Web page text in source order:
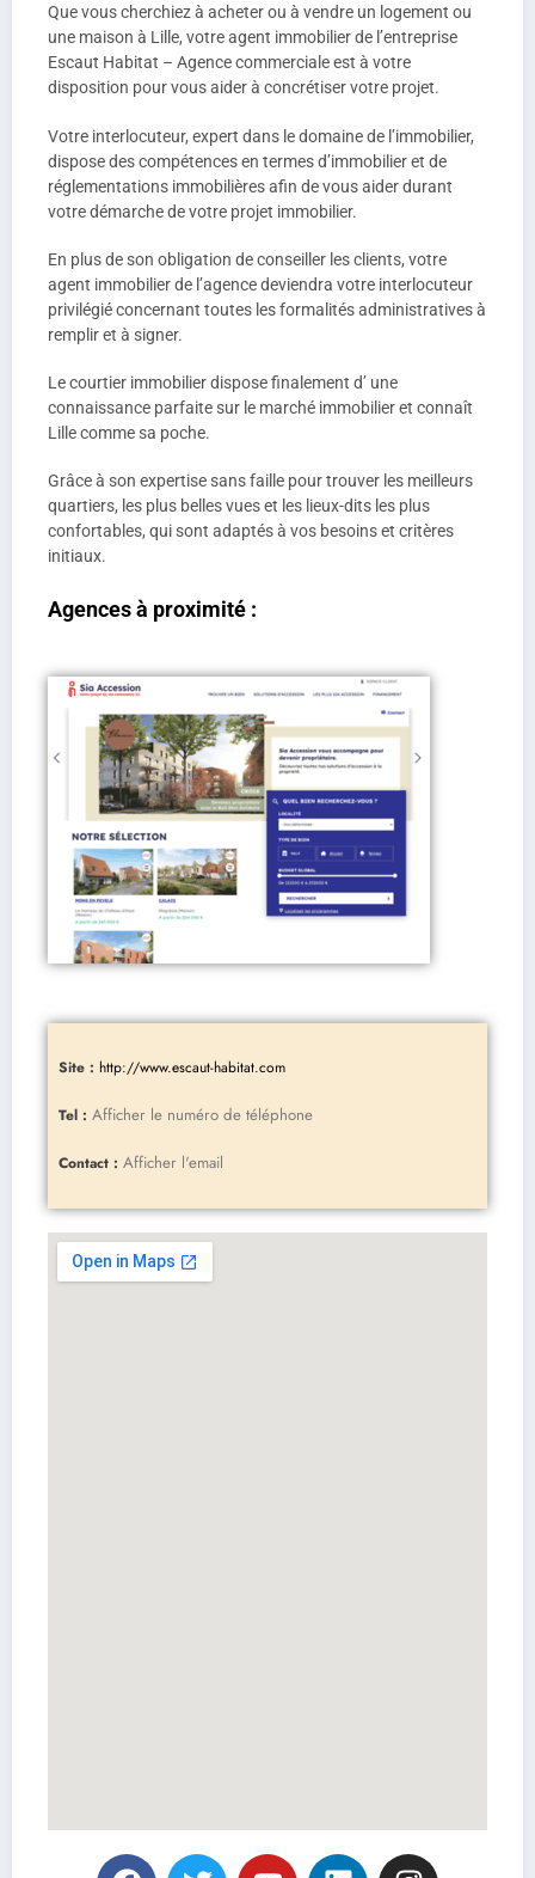
Que vous cherchiez à acheter ou à vendre un logement ou
une maison à Lille, votre agent immobilier de l’entreprise
Escaut Habitat – Agence commerciale est à votre
disposition pour vous aider à concrétiser votre projet.
Votre interlocuteur, expert dans le domaine de l’immobilier,
dispose des compétences en termes d’immobilier et de
réglementations immobilières afin de vous aider durant
votre démarche de votre projet immobilier.
En plus de son obligation de conseiller les clients, votre
agent immobilier de l’agence deviendra votre interlocuteur
privilégié concernant toutes les formalités administratives à
remplir et à signer.
Le courtier immobilier dispose finalement d’ une
connaissance parfaite sur le marché immobilier et connaît
Lille comme sa poche.
Grâce à son expertise sans faille pour trouver les meilleurs
quartiers, les plus belles vues et les lieux-dits les plus
confortables, qui sont adaptés à vos besoins et critères
initiaux.
Agences à proximité :
Site : http://www.escaut-habitat.com
Tel : Afficher le numéro de téléphone
Contact : Afficher l'email